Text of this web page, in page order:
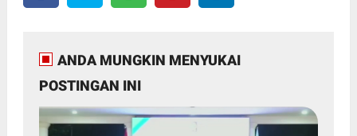
ANDA MUNGKIN MENYUKAI
POSTINGAN INI